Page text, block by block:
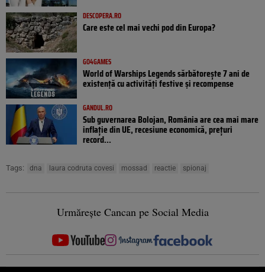
DESCOPERA.RO
Care este cel mai vechi pod din Europa?
GO4GAMES
World of Warships Legends sărbătorește 7 ani de
existență cu activități festive și recompense
GANDUL.RO
Sub guvernarea Bolojan, România are cea mai mare
inflație din UE, recesiune economică, prețuri
record...
Tags: dna laura codruta covesi mossad reactie spionaj
Urmărește Cancan pe Social Media